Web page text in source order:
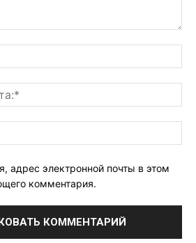
адрес электронной почты в этом
комментария.